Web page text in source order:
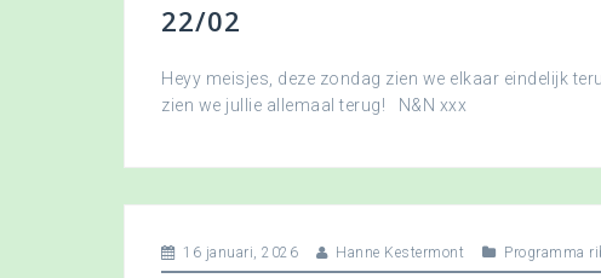
22/02
Heyy meisjes, deze zondag zien we elkaar eindelijk
zien we jullie allemaal terug! N&N xxx
16 januari, 2026 Hanne Kestermont Programma